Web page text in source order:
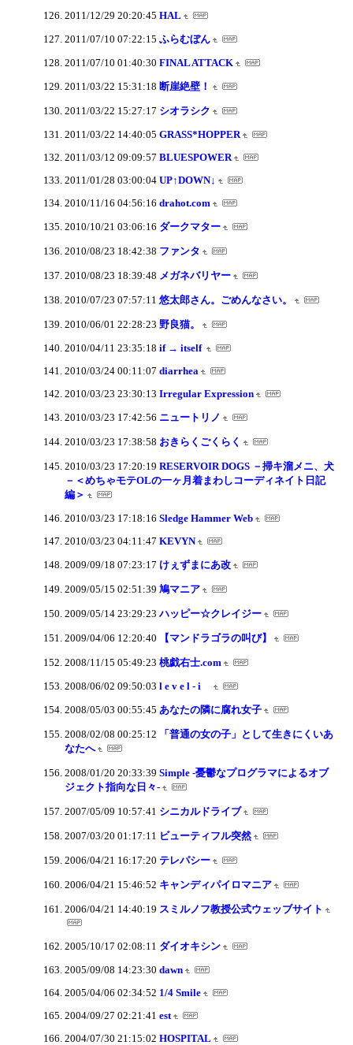
2011/12/29 20:20:45 HAL
2011/07/10 07:22:15 ふらむぼん
2011/07/10 01:40:30 FINAL ATTACK
2011/03/22 15:31:18 断崖絶壁！
2011/03/22 15:27:17 シオラシク
2011/03/22 14:40:05 GRASS*HOPPER
2011/03/12 09:09:57 BLUESPOWER
2011/01/28 03:00:04 UP↑DOWN↓
2010/11/16 04:56:16 drahot.com
2010/10/21 03:06:16 ダークマター
2010/08/23 18:42:38 ファンタ
2010/08/23 18:39:48 メガネバリヤー
2010/07/23 07:57:11 悠太郎さん。ごめんなさい。
2010/06/01 22:28:23 野良猫。
2010/04/11 23:35:18 if → itself
2010/03/24 00:11:07 diarrhea
2010/03/23 23:30:13 Irregular Expression
2010/03/23 17:42:56 ニュートリノ
2010/03/23 17:38:58 おきらくごくらく
2010/03/23 17:20:19 RESERVOIR DOGS －掃キ溜メニ、犬
－＜めちゃモテOLの一ヶ月着まわしコーディネイト日記
編＞
2010/03/23 17:18:16 Sledge Hammer Web
2010/03/23 04:11:47 KEVYN
2009/09/18 07:23:17 けぇずまにあ改
2009/05/15 02:51:39 鳩マニア
2009/05/14 23:29:23 ハッピー☆クレイジー
2009/04/06 12:20:40 【マンドラゴラの叫び】
2008/11/15 05:49:23 桃戯右士.com
2008/06/02 09:50:03 l e v e l - i
2008/05/03 00:55:45 あなたの隣に腐れ女子
2008/02/08 00:25:12
「普通の女の子」として生きにくいあ
なたへ
2008/01/20 20:33:39 Simple -憂鬱なプログラマによるオブ
ジェクト指向な日々-
2007/05/09 10:57:41 シニカルドライブ
2007/03/20 01:17:11 ビューティフル突然
2006/04/21 16:17:20 テレパシー
2006/04/21 15:46:52 キャンディパイロマニア
2006/04/21 14:40:19 スミルノフ教授公式ウェッブサイト
2005/10/17 02:08:11 ダイオキシン
2005/09/08 14:23:30 dawn
2005/04/06 02:34:52 1/4 Smile
2004/09/27 02:21:41 est
2004/07/30 21:15:02 HOSPITAL